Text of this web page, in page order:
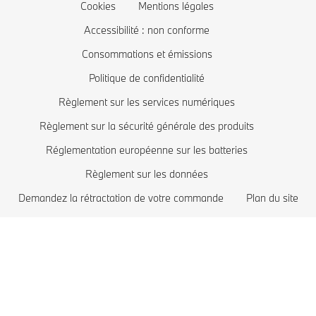
Comparez les modèles BMW
Boutique Lifestyle BMW
Reprise de votre véhicule
Réservez votre essai
Recommandation personnalisée de BMW
BMW Série 1
BMW M
BMW hybrides rechargeables
Cookies
Mentions légales
Accessibilité : non conforme
Consommations et émissions
Politique de confidentialité
Règlement sur les services numériques
Règlement sur la sécurité générale des produits
Réglementation européenne sur les batteries
Règlement sur les données
Demandez la rétractation de votre commande
Plan du site